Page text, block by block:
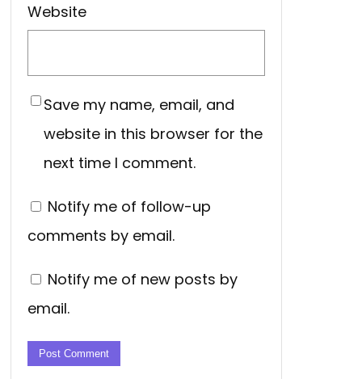
Website
Save my name, email, and
website in this browser for the
next time I comment.
Notify me of follow-up
comments by email.
Notify me of new posts by
email.